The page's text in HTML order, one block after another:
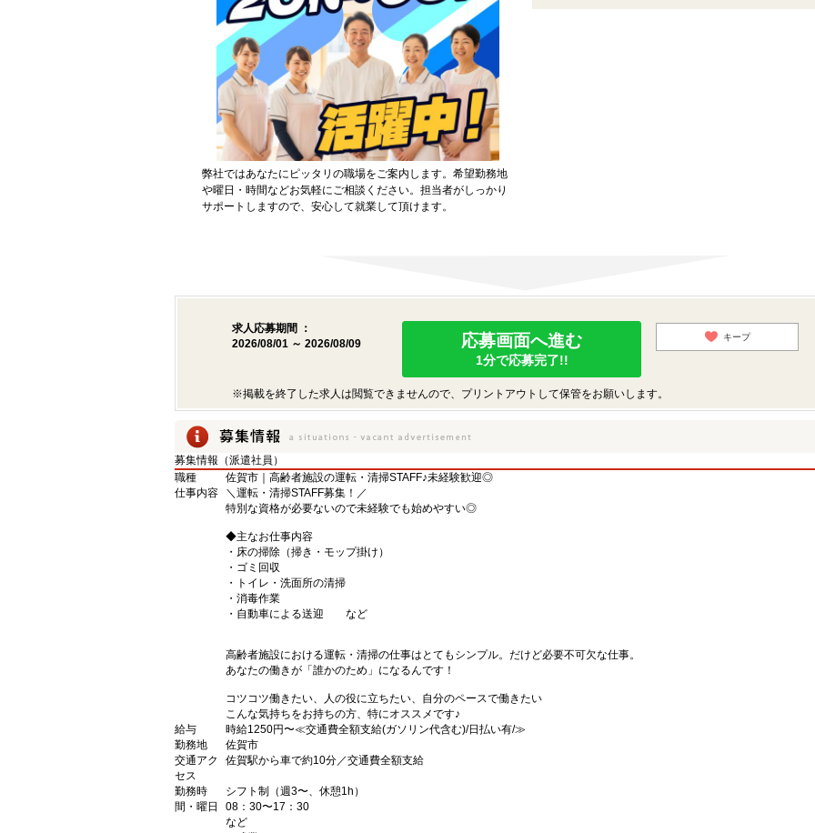
弊社ではあなたにピッタリの職場をご案内します。希望勤務地
や曜日・時間などお気軽にご相談ください。担当者がしっかり
サポートしますので、安心して就業して頂けます。
求人応募期間 ：
2026/08/01 ～ 2026/08/09
応募画面へ進む
1分で応募完了!!
キープ
※掲載を終了した求人は閲覧できませんので、プリントアウトして保管をお願いします。
募集情報（派遣社員）
職種
佐賀市｜高齢者施設の運転・清掃STAFF♪未経験歓迎◎
仕事内容
＼運転・清掃STAFF募集！／
特別な資格が必要ないので未経験でも始めやすい◎
◆主なお仕事内容
・床の掃除（掃き・モップ掛け）
・ゴミ回収
・トイレ・洗面所の清掃
・消毒作業
・自動車による送迎 など
高齢者施設における運転・清掃の仕事はとてもシンプル。だけど必要不可欠な仕事。
あなたの働きが「誰かのため」になるんです！
コツコツ働きたい、人の役に立ちたい、自分のペースで働きたい
こんな気持ちをお持ちの方、特にオススメです♪
給与
時給1250円〜≪交通費全額支給(ガソリン代含む)/日払い有/≫
勤務地
佐賀市
交通アク
セス
佐賀駅から車で約10分／交通費全額支給
勤務時
間・曜日
シフト制（週3〜、休憩1h）
08：30〜17：30
など